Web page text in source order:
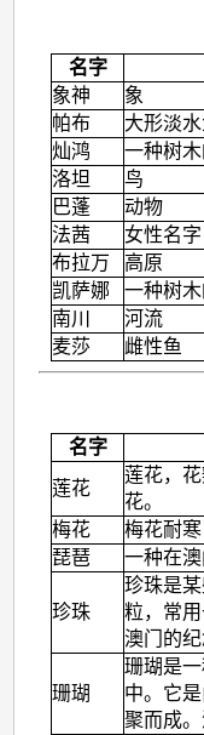
名字
象神
象
帕布
大形淡水
灿鸿
一种树
洛坦
鸟
巴蓬
动物
法茜
女性名字
布拉万
高原
凯萨娜
一种树
南川
河流
麦莎
雌性鱼
名字
莲花
莲花，
花。
梅花
梅花耐寒
琵琶
一种在澳
珍珠
珍珠是
粒，常
澳门的纪
珊瑚
珊瑚是
中。它
聚而成